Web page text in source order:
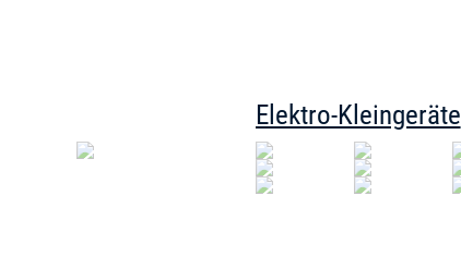
Elektro-Kleingeräte